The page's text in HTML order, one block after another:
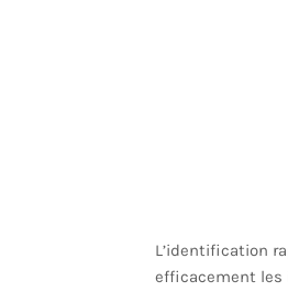
L’identification
efficacement les